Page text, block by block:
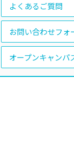
よくあるご質問
お問い合わせフォ
オープンキャンパ